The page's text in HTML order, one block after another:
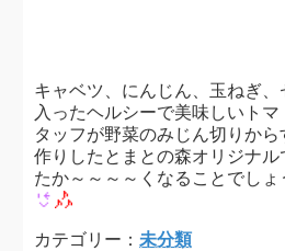
キャベツ、にんじん、玉ねぎ
入ったヘルシーで美味しいト
タッフが野菜のみじん切りか
作りしたとまとの森オリジナル
たか～～～～くなることでし
カテゴリー： 未分類